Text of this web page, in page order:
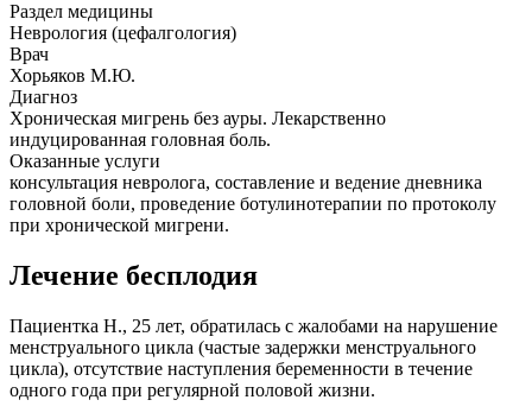
Раздел медицины
Неврология (цефалгология)
Врач
Хорьяков М.Ю.
Диагноз
Хроническая мигрень без ауры. Лекарственно
индуцированная головная боль.
Оказанные услуги
консультация невролога, составление и ведение дневника
головной боли, проведение ботулинотерапии по протоколу
при хронической мигрени.
Лечение бесплодия
Пациентка Н., 25 лет, обратилась с жалобами на нарушение
менструального цикла (частые задержки менструального
цикла), отсутствие наступления беременности в течение
одного года при регулярной половой жизни.